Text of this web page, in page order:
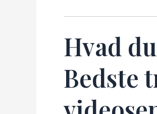
Hvad
Bedste